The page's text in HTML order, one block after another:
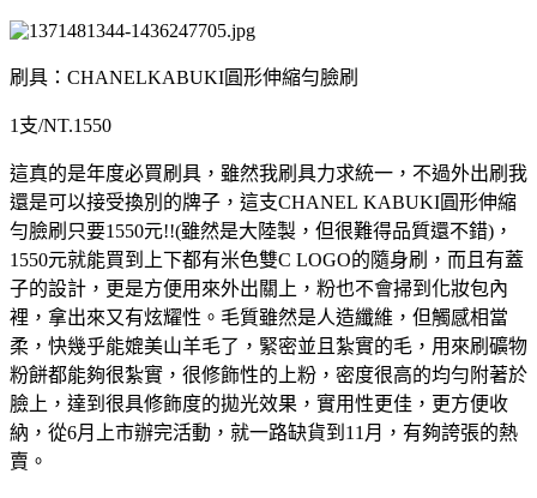
刷具：CHANELKABUKI圓形伸縮勻臉刷
1支/NT.1550
這真的是年度必買刷具，雖然我刷具力求統一，不過外出刷我
還是可以接受換別的牌子，這支CHANEL KABUKI圓形伸縮
勻臉刷只要1550元!!(雖然是大陸製，但很難得品質還不錯)，
1550元就能買到上下都有米色雙C LOGO的隨身刷，而且有蓋
子的設計，更是方便用來外出關上，粉也不會掃到化妝包內
裡，拿出來又有炫耀性。毛質雖然是人造纖維，但觸感相當
柔，快幾乎能媲美山羊毛了，緊密並且紮實的毛，用來刷礦物
粉餅都能夠很紮實，很修飾性的上粉，密度很高的均勻附著於
臉上，達到很具修飾度的拋光效果，實用性更佳，更方便收
納，從6月上市辦完活動，就一路缺貨到11月，有夠誇張的熱
賣。